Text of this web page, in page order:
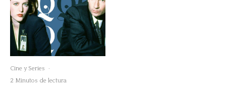
Cine y Series
·
2 Minutos de lectura